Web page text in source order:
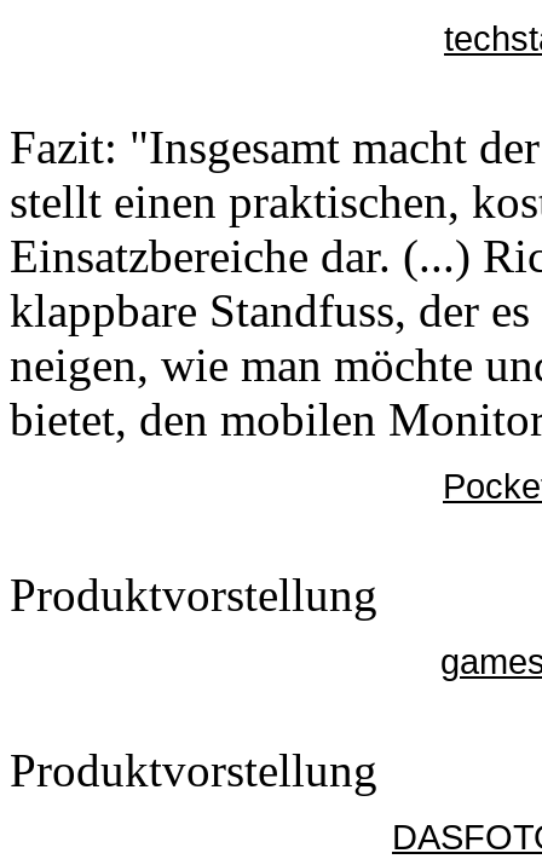
Fazit: "Insgesamt macht
stellt einen praktischen,
Einsatzbereiche dar. (...)
klappbare Standfuss, der
neigen, wie man möchte
bietet, den mobilen
Produktvorstellung
Produktvorstellung